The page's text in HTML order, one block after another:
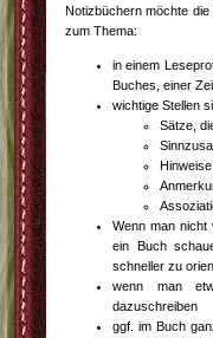
Notizbüchern möchte
zum Thema:
in einem
Buches, einer
wichtige Stellen
Sätze,
Wenn man
ein Buch
schneller zu
wenn man
dazuschreiben
ggf. im Buch